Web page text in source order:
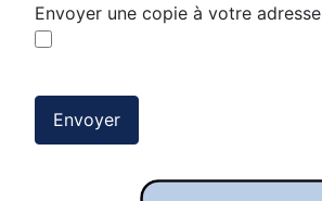
Envoyer une copie à votre adresse
Envoyer